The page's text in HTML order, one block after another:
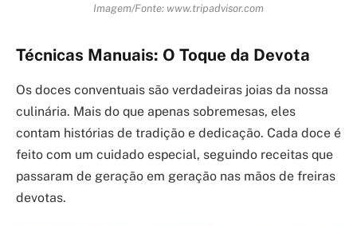
Imagem/Fonte: www.tripadvisor.com
Técnicas Manuais: O Toque da Devota
Os doces conventuais são verdadeiras joias da nossa
culinária. Mais do que apenas sobremesas, eles
contam histórias de tradição e dedicação. Cada doce é
feito com um cuidado especial, seguindo receitas que
passaram de geração em geração nas mãos de freiras
devotas.